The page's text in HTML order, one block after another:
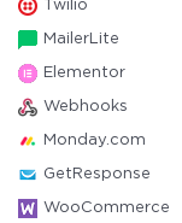
Twilio
MailerLite
Elementor
Webhooks
Monday.com
GetResponse
WooCommerce